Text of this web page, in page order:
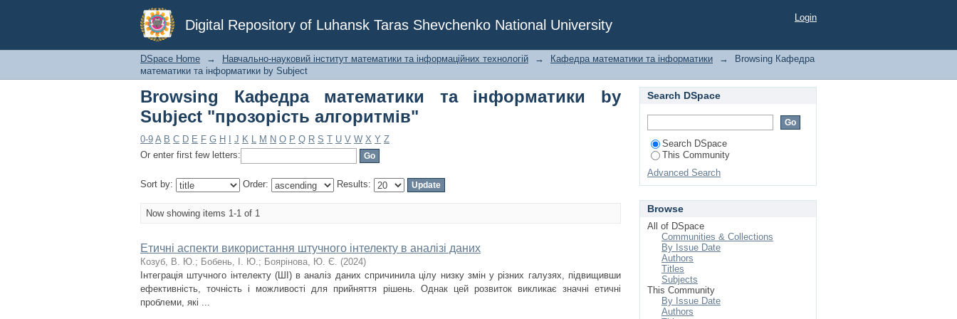
Digital Repository of Luhansk Taras Shevchenko National University
Browsing Кафедра математики та інформатики by Subject "прозорість
алгоритмів"
Login
DSpace Home → Навчально-науковий інститут математики та інформаційних технологій → Кафедра математики та інформатики →
Browsing Кафедра
математики та інформатики by Subject
Browsing Кафедра математики та інформатики by
Subject "прозорість алгоритмів"
0-9 A B C D E F G H J K L M N O P Q R S T U V W X Y Z
Or enter first few letters:
Sort by: Order: Results:
Now showing items 1-1 of 1
Етичні аспекти використання штучного інтелекту в аналізі даних
Козуб, В. Ю.; Бобень, І. Ю.; Боярінова, Ю. Є. (2024)
Інтеграція штучного інтелекту (ШІ) в аналіз даних спричинила цілу низку змін у різних галузях, підвищивши
ефективність, точність і можливості для прийняття рішень. Однак цей розвиток викликає значні етичні
проблеми, які ...
Search DSpace
Search DSpace
This Community
Advanced Search
Browse
All of DSpace
Communities & Collections
By Issue Date
Authors
Titles
Subjects
This Community
By Issue Date
Authors